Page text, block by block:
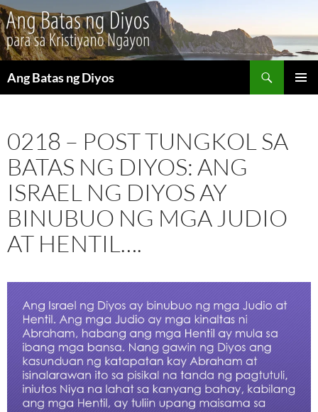
Ang Batas ng Diyos
0218 – POST TUNGKOL SA
BATAS NG DIYOS: ANG
ISRAEL NG DIYOS AY
BINUBUO NG MGA JUDIO
AT HENTIL….